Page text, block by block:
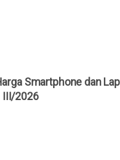
Smartphone dan
III/2026